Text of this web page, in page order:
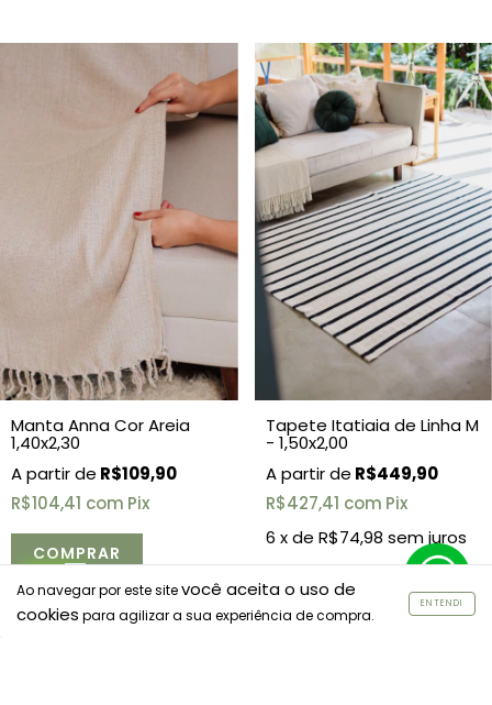
Ao navegar por este sitevocê aceita o uso de
cookies para agilizar a sua experiência de compra.
ENTENDI
Manta Anna Cor Areia
1,40x2,30
R$109,90
R$104,41 com Pix
Tapete Itatiaia de Linha M
- 1,50x2,00
R$449,90
R$427,41 com Pix
6 x de R$74,98 sem juros